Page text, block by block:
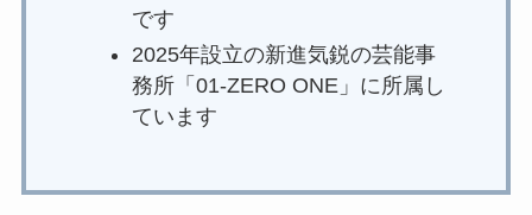
です
2025年設立の新進気鋭の芸能事
務所「01-ZERO ONE」に所属し
ています